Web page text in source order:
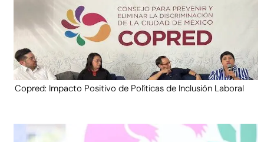
Copred: Impacto Positivo de Políticas de Inclusión Laboral